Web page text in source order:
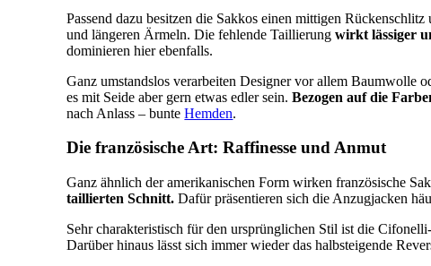
Passend dazu besitzen die Sakkos einen mittigen
und längeren Ärmeln. Die fehlende Taillierungwirkt lässiger
dominieren hier ebenfalls.
Ganz umstandslos verarbeiten Designer vor allem Baumwolle
es mit Seide aber gern etwas edler sein.Bezogen auf die
nach Anlass – bunteHemden.
Die französische Art: Raffinesse und Anmut
Ganz ähnlich der amerikanischen Form wirken französische
taillierten Schnitt. Dafür präsentieren sich die Anzugjacken
Sehr charakteristisch für den ursprünglichen Stil ist die
Darüber hinaus lässt sich immer wieder das halbsteigende